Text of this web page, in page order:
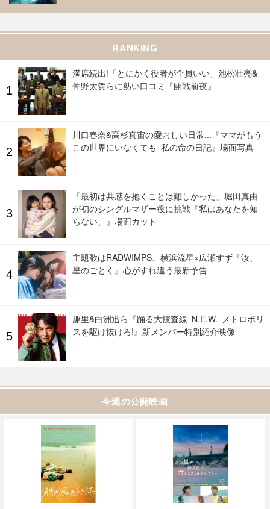
RANKING
満席続出!「とにかく役者が全員いい」池松壮亮&
仲野太賀らに熱い口コミ『開戦前夜』
川口春奈&高杉真宙の愛おしい日常...『ママがもう
この世界にいなくても 私の命の日記』場面写真
「最初は共感を抱くことは難しかった」堀田真由
が初のシングルマザー役に挑戦『私はあなたを知
らない、』場面カット
主題歌はRADWIMPS、横浜流星×広瀬すず『汝、
星のごとく』心がすれ違う最新予告
趣里&白洲迅ら『踊る大捜査線 N.E.W. メトロポリ
スを駆け抜けろ!』新メンバー特別紹介映像
今週の公開映画